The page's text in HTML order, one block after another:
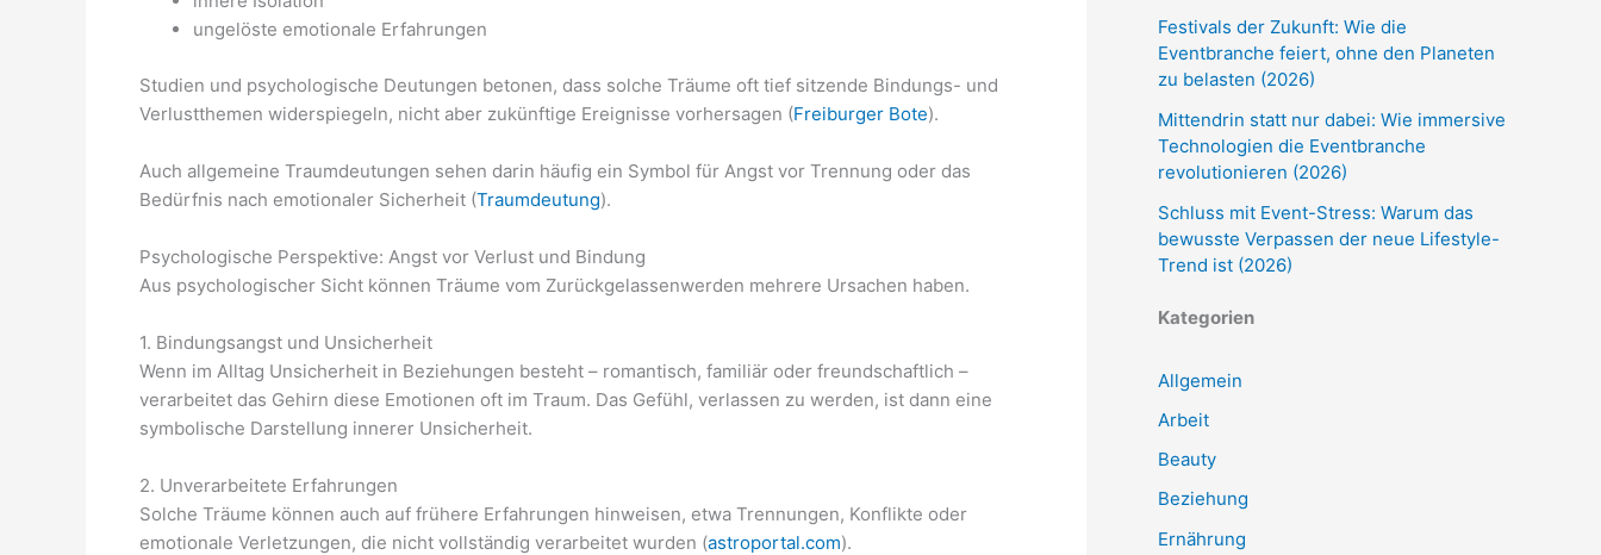
ungelöste emotionale Erfahrungen
Studien und psychologische Deutungen betonen, dass solche Träume oft tief sitzende Bindungs- und
Verlustthemen widerspiegeln, nicht aber zukünftige Ereignisse vorhersagen (Freiburger Bote).
Auch allgemeine Traumdeutungen sehen darin häufig ein Symbol für Angst vor Trennung oder das
Bedürfnis nach emotionaler Sicherheit (Traumdeutung).
Psychologische Perspektive: Angst vor Verlust und Bindung
Aus psychologischer Sicht können Träume vom Zurückgelassenwerden mehrere Ursachen haben.
1. Bindungsangst und Unsicherheit
Wenn im Alltag Unsicherheit in Beziehungen besteht – romantisch, familiär oder freundschaftlich –
verarbeitet das Gehirn diese Emotionen oft im Traum. Das Gefühl, verlassen zu werden, ist dann eine
symbolische Darstellung innerer Unsicherheit.
2. Unverarbeitete Erfahrungen
Solche Träume können auch auf frühere Erfahrungen hinweisen, etwa Trennungen, Konflikte oder
emotionale Verletzungen, die nicht vollständig verarbeitet wurden (astroportal.com).
Festivals der Zukunft: Wie die
Eventbranche feiert, ohne den Planeten
zu belasten (2026)
Mittendrin statt nur dabei: Wie immersive
Technologien die Eventbranche
revolutionieren (2026)
Schluss mit Event-Stress: Warum das
bewusste Verpassen der neue Lifestyle-
Trend ist (2026)
Kategorien
Allgemein
Arbeit
Beauty
Beziehung
Ernährung